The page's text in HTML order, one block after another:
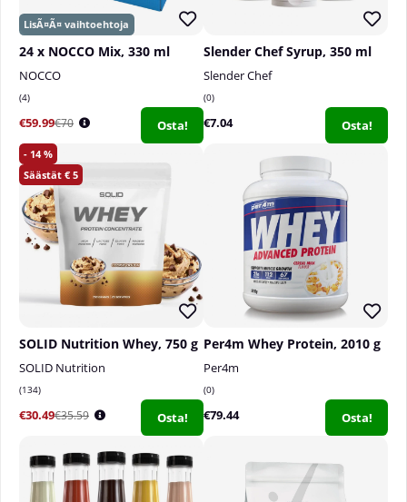
24 x NOCCO Mix, 330 ml
NOCCO
4
€59.99€70 Osta!
Slender Chef Syrup, 350 ml
Slender Chef
0
€7.04 Osta!
14
5
SOLID Nutrition Whey, 750 g
SOLID Nutrition
134
€30.49€35.59 Osta!
Per4m Whey Protein, 2010 g
Per4m
0
€79.44 Osta!